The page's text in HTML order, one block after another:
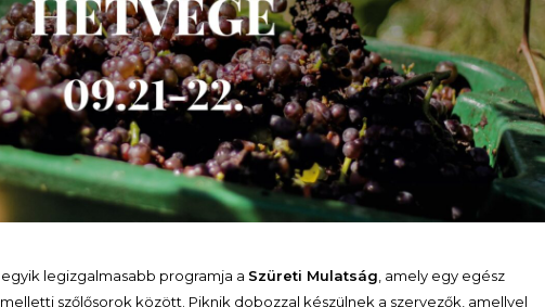
egyik legizgalmasabb programja a Szüreti Mulatság , amely egy egész
melletti szőlősorok között. Piknik dobozzal készülnek a szervezők, amellyel